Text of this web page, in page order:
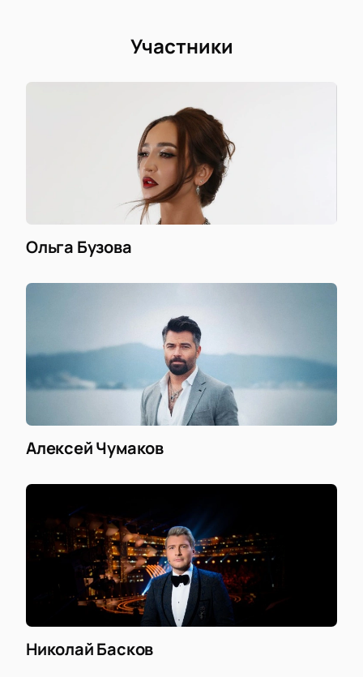
Участники
Ольга Бузова
Алексей Чумаков
Николай Басков